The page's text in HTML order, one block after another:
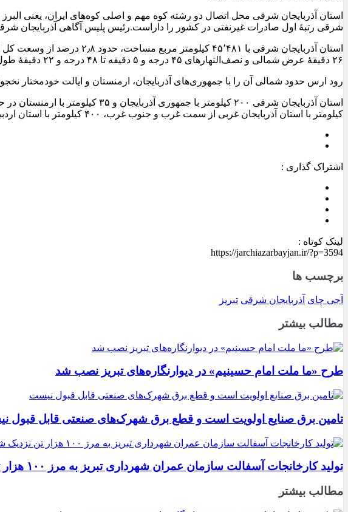
استان آذربایجان شرقی محل اتصال دو رشته کوه مهم و اصلی کوه‌های ایران، یعنی
شرقی رتبهٔ اول صادرات غیرنفتی در کشور را داراست.رئیس پلیس آگاهی آذربایجان
۲۶ دقیقهٔ عرض شمالی و نصف‌النهارهای ۴۵ درجه و ۵ دقیقه تا ۴۸ درجه و ۲۲ دقیقهٔ طول شرقی جای گرفته‌است.
رود ارس حدود شمالی آن را با جمهوری‌های آذربایجان، ارمنستان و ایالت خودمختار
کیلومتر با استان آذربایجان غربی از سمت غرب و جنوب غرب، ۴۰۰ کیلومتر با استان اردبیل از سمت شرق و ۱۴۵ کیلومتر با استان زنجان از سمت جنوب هم‌مرز است.
اشتراک گذاری :
لینک کوتاه :
https://jarchiazarbayjan.ir/?p=3594
برچسب ها
آجی چای آذربایجان شرقی تبریز
مطالب بیشتر
طرح «ما ملت امام حسینیم» در دیوارنگاره‌های تبریز نصب شد
تامین برق صنایع اولویت است و قطع برق شهرک‌های صنعتی قابل قبول
تولید کارخانجات آسفالت سازمان عمران شهرداری تبریز به مرز ۱۰۰ هزار تن نزدیک شد
مطالب بیشتر